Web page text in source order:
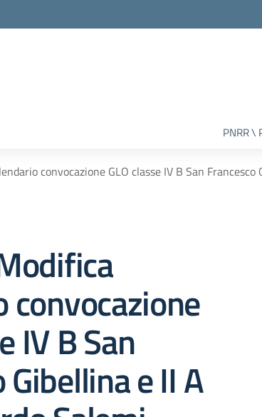
PNRR \
convocazione GLO classe IV B San
convocazione
IV B San
Gibellina e II A